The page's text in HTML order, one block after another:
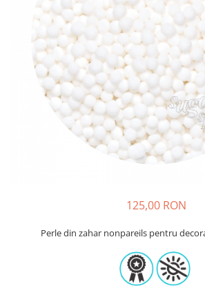
Sabloane - Embosere
Ustensile ciocolata
AMBALARE & PREZENTARE
Cupcakes
Briose
Cakepops - Acadele
Praline - Bomboane
125,00 RON
Perle din zahar nonpareils pentru